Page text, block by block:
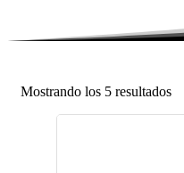
Mostrando los 5 resultados